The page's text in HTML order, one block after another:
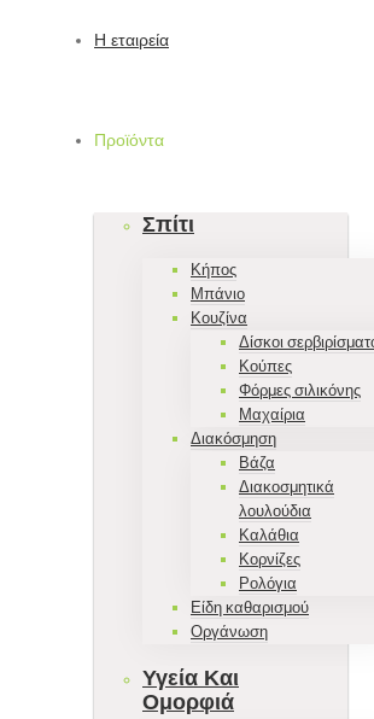
Η εταιρεία
Προϊόντα
Σπίτι
Κήπος
Μπάνιο
Κουζίνα
Δίσκοι
Κούπες
Φόρμες σιλικόνης
Μαχαίρια
Διακόσμηση
Βάζα
Διακοσμητικά
λουλούδια
Καλάθια
Κορνίζες
Ρολόγια
Είδη καθαρισμού
Οργάνωση
Υγεία Και
Ομορφιά